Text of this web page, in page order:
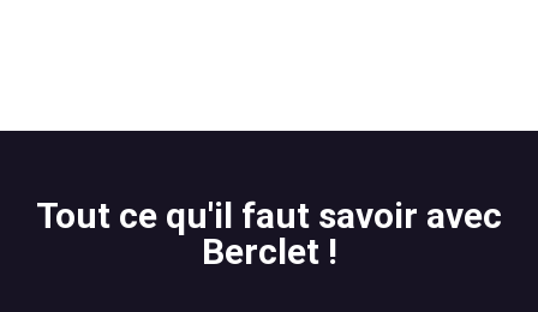
Tout ce qu'il faut savoir avec
Berclet !